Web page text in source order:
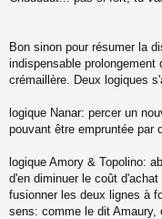
Bon sinon pour résumer la
indispensable
crémaillère. Deux logiques
logique Nanar: percer un
pouvant être empruntée par
logique Amory & Topolino:
d'en diminuer le coût
fusionner les deux lignes à
sens: comme le dit Amaury,